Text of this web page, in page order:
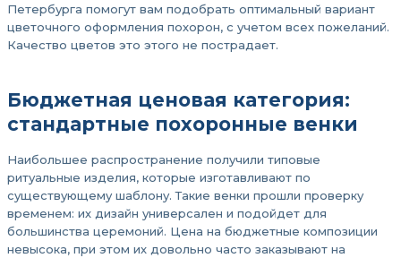
Петербурга помогут вам подобрать оптимальный вариант
цветочного оформления похорон, с учетом всех пожеланий.
Качество цветов это этого не пострадает.
Бюджетная ценовая категория:
стандартные похоронные венки
Наибольшее распространение получили типовые
ритуальные изделия, которые изготавливают по
существующему шаблону. Такие венки прошли проверку
временем: их дизайн универсален и подойдет для
большинства церемоний. Цена на бюджетные композиции
невысока, при этом их довольно часто заказывают на